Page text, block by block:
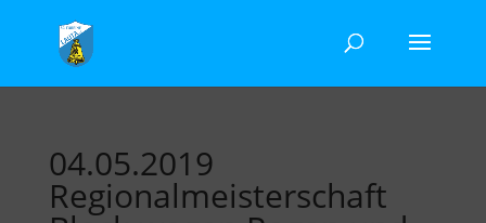
04.05.2019
Regionalmeisterschaft